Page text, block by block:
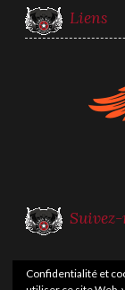
Liens
Confidentialité et